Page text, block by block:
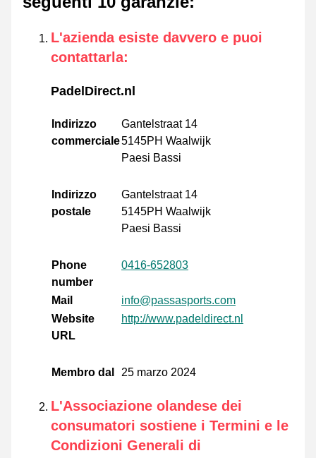
L'azienda esiste davvero e puoi
contattarla:
PadelDirect.nl
Indirizzo
commerciale
Gantelstraat 14
5145PH Waalwijk
Paesi Bassi
Indirizzo
postale
Gantelstraat 14
5145PH Waalwijk
Paesi Bassi
Phone
number
0416-652803
Mail
info@passasports.com
Website
URL
http://www.padeldirect.nl
Membro dal 25 marzo 2024
L'Associazione olandese dei
consumatori sostiene i Termini e le
Condizioni Generali di